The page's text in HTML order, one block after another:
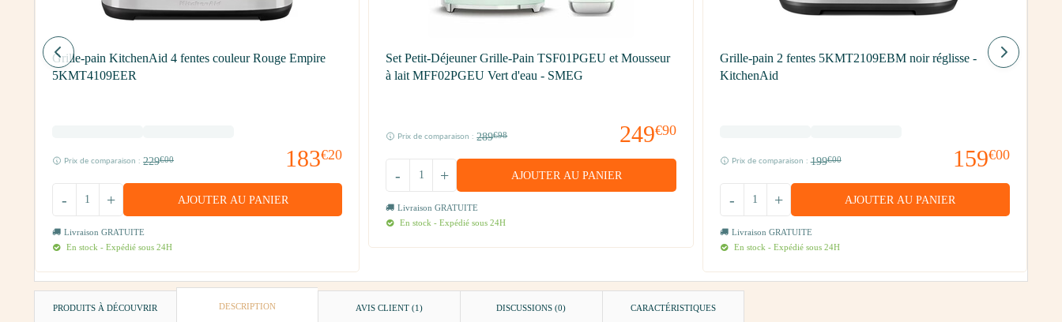
Grille-pain KitchenAid 4 fentes couleur Rouge Empire
5KMT4109EER
183€20
Prix de comparaison : 229€00
+
- AJOUTER AU PANIER
Livraison GRATUITE
En stock - Expédié sous 24H
Set Petit-Déjeuner Grille-Pain TSF01PGEU et Mousseur
à lait MFF02PGEU Vert d'eau - SMEG
249€90
Prix de comparaison :289€98
+
- AJOUTER AU PANIER
Livraison GRATUITE
En stock - Expédié sous 24H
Grille-pain 2 fentes 5KMT2109EBM noir réglisse -
KitchenAid
159€00
Prix de comparaison :199€00
+
- AJOUTER AU PANIER
Livraison GRATUITE
En stock - Expédié sous 24H
PRODUITS À DÉCOUVRIR DESCRIPTION AVIS CLIENT(1) DISCUSSIONS (0) CARACTÉRISTIQUES